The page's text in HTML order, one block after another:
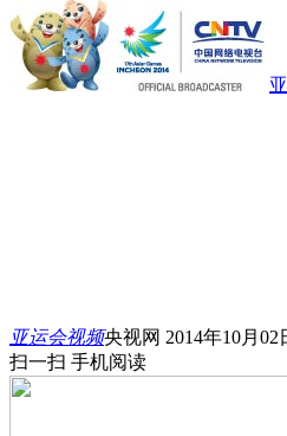
亚运会视频央视网 2014年10月02
扫一扫 手机阅读